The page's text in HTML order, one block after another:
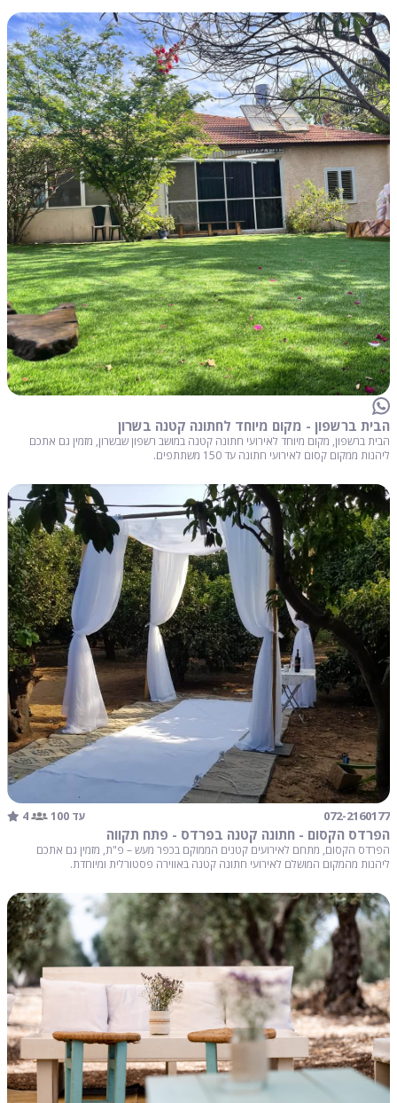
הבית ברשפון - מקום מיוחד לחתונה קטנה בשרון
הבית ברשפון, מקום מיוחד לאירועי חתונה קטנה במושב רשפון שבשרון, מזמין גם אתכם
ליהנות ממקום קסום לאירועי חתונה עד 150 משתתפים.
072-2160177 עד 100 4
הפרדס הקסום - חתונה קטנה בפרדס - פתח תקווה
הפרדס הקסום, מתחם לאירועים קטנים הממוקם בכפר מעש – פ"ת, מזמין גם אתכם
ליהנות מהמקום המושלם לאירועי חתונה קטנה באווירה פסטורלית ומיוחדת.